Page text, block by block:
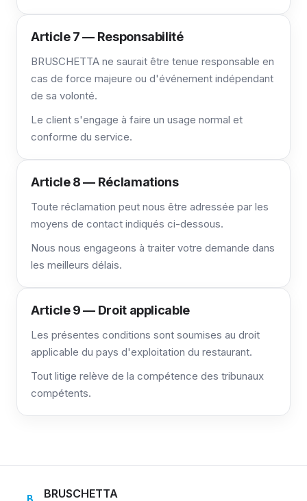
Article 7 — Responsabilité
BRUSCHETTA ne saurait être tenue responsable en
cas de force majeure ou d'événement indépendant
de sa volonté.
Le client s'engage à faire un usage normal et
conforme du service.
Article 8 — Réclamations
Toute réclamation peut nous être adressée par les
moyens de contact indiqués ci-dessous.
Nous nous engageons à traiter votre demande dans
les meilleurs délais.
Article 9 — Droit applicable
Les présentes conditions sont soumises au droit
applicable du pays d'exploitation du restaurant.
Tout litige relève de la compétence des tribunaux
compétents.
B BRUSCHETTA